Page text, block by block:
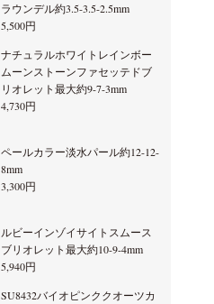
ラウンデル約3.5-3.5-2.5mm
5,500円
ナチュラルホワイトレインボー
ムーンストーンファセッテドブ
リオレット最大約9-7-3mm
4,730円
ペールカラー淡水パール約12-12-
8mm
3,300円
ルビーインゾイサイトスムース
ブリオレット最大約10-9-4mm
5,940円
SU8432バイオピンククオーツカ